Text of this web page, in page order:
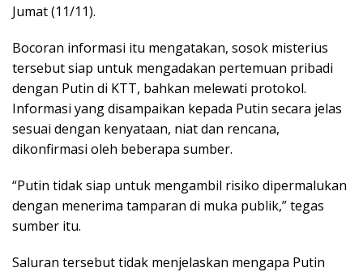
Jumat (11/11).
Bocoran informasi itu mengatakan, sosok misterius
tersebut siap untuk mengadakan pertemuan pribadi
dengan Putin di KTT, bahkan melewati protokol.
Informasi yang disampaikan kepada Putin secara jelas
sesuai dengan kenyataan, niat dan rencana,
dikonfirmasi oleh beberapa sumber.
“Putin tidak siap untuk mengambil risiko dipermalukan
dengan menerima tamparan di muka publik,” tegas
sumber itu.
Saluran tersebut tidak menjelaskan mengapa Putin